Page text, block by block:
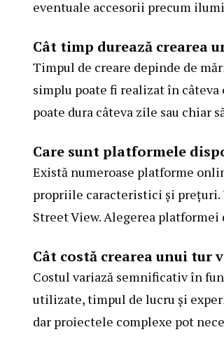
eventuale accesorii precum
Cât timp durează crearea
Timpul de creare depinde de
simplu poate fi realizat în
poate dura câteva zile sau chiar
Care sunt platformele
Există numeroase platforme
propriile caracteristici și prețuri.
Street View. Alegerea
Cât costă crearea unui tur
Costul variază semnificativ în
utilizate, timpul de lucru și
dar proiectele complexe pot